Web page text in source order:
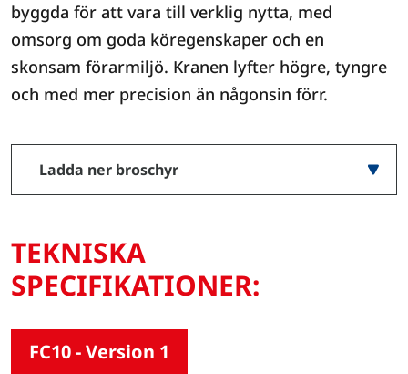
byggda för att vara till verklig nytta, med
omsorg om goda köregenskaper och en
skonsam förarmiljö. Kranen lyfter högre, tyngre
och med mer precision än någonsin förr.
Ladda ner broschyr
TEKNISKA
SPECIFIKATIONER:
FC10 - Version 1